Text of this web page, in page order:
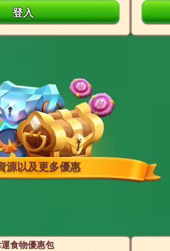
登入
源以及更多優惠
食物優惠包